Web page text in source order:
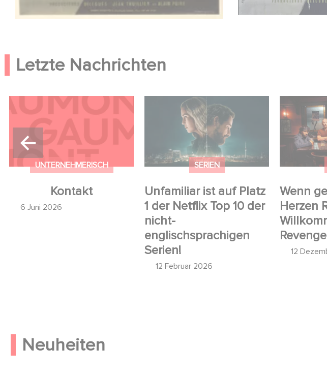
Letzte Nachrichten
UNTERNEHMERISCH
Kontakt
6 Juni 2026
SERIEN
Unfamiliar ist auf Platz
1 der Netflix Top 10 der
nicht-
englischsprachigen
Serien!
12 Februar 2026
Unfamiliar ist auf Platz 1 der
Netflix Top 10 der nicht-
englischsprachigen Serien!
Wenn
Herzen
12
Wenn
Rache
im
Neuheiten